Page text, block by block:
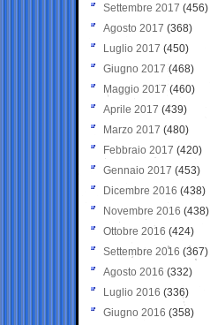
Settembre 2017 (456)
Agosto 2017 (368)
Luglio 2017 (450)
Giugno 2017 (468)
Maggio 2017 (460)
Aprile 2017 (439)
Marzo 2017 (480)
Febbraio 2017 (420)
Gennaio 2017 (453)
Dicembre 2016 (438)
Novembre 2016 (438)
Ottobre 2016 (424)
Settembre 2016 (367)
Agosto 2016 (332)
Luglio 2016 (336)
Giugno 2016 (358)